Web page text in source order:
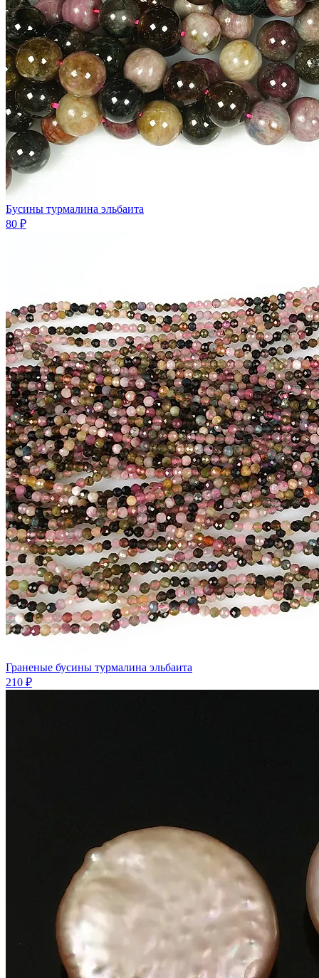
Бусины турмалина эльбаита
80 ₽
Граненые бусины турмалина эльбаита
210 ₽